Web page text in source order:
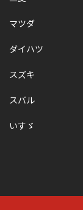
マツダ
ダイハツ
スズキ
スバル
いすゞ